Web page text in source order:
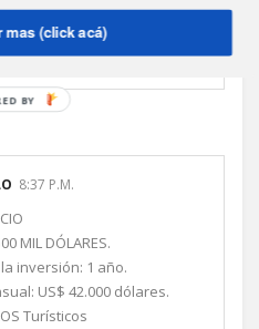
por mail.
8:37 P.M.
MIL DÓLARES.
inversión: 1 año.
US$ 42.000 dólares.
Turísticos
mas (click acá)
BY